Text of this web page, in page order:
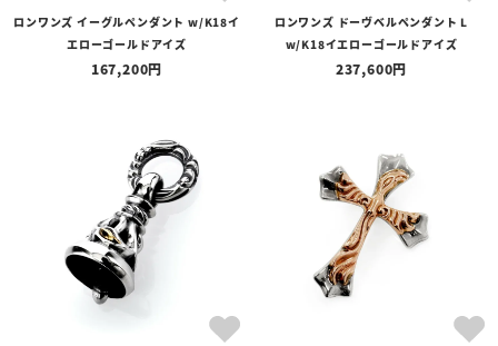
ロンワンズ イーグルペンダント w/K18イ
エローゴールドアイズ
167,200
ロンワンズ ドーヴベルペンダント L
w/K18イエローゴールドアイズ
237,600